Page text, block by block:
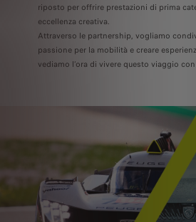
riposto per offrire prestazioni di prima
eccellenza creativa.
Attraverso le partnership, vogliamo
passione per la mobilità e creare
vediamo l’ora di vivere questo viaggio